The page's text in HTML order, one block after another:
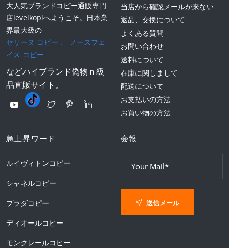
大人気ブランドコピー通販専門
店levelkopiへようこそ。日本業
界最大級の
セリーヌ コピー 、
ノースフェ
イス コピー
などハイブランド偽物ｎ級
品直販サイト。
当店から確認メールが来ない
返品、交換について
よくある質問
お問い合わせ
送料について
在庫に関しまして
配送について
お支払いの方法
お買い物の方法
急上昇ワード
ルイヴィトンコピー
シャネルコピー
プラダコピー
ディオールコピー
モンクレールコピー
会報
送信メール